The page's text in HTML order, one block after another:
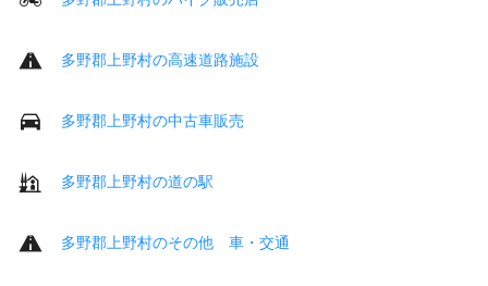
多野郡上野村の高速道路施設
多野郡上野村の中古車販売
多野郡上野村の道の駅
多野郡上野村のその他 車・交通